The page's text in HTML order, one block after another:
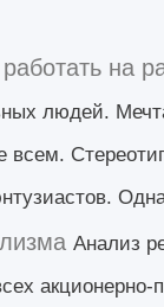
на
людей.
всем.
Анализ
акционерно-